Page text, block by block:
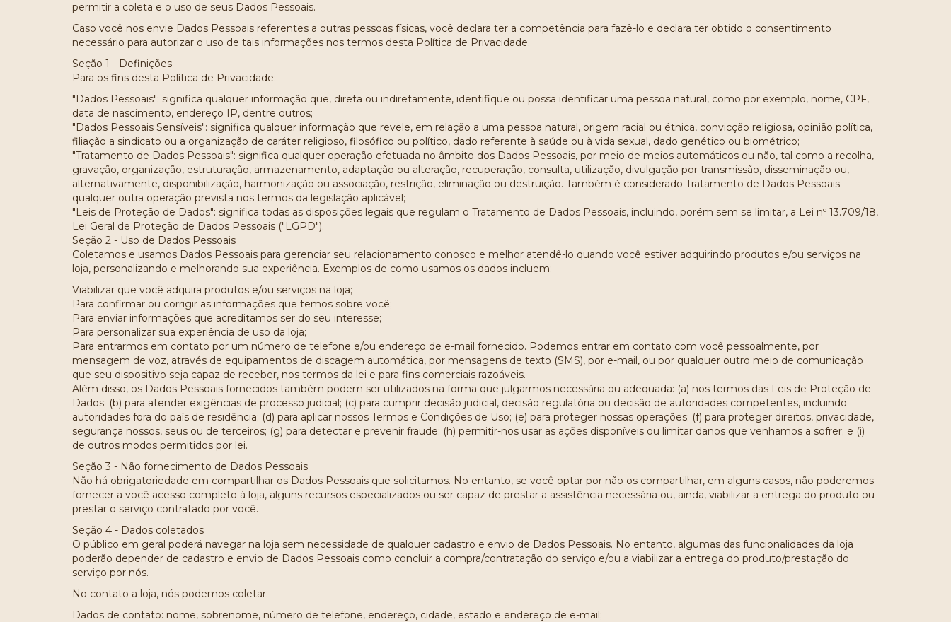
permitir a coleta e o uso de seus Dados Pessoais.
Caso você nos envie Dados Pessoais referentes a outras pessoas físicas, você declara ter a competência para fazê-lo e declara ter obtido o consentimento
necessário para autorizar o uso de tais informações nos termos desta Política de Privacidade.
Seção 1 - Definições
Para os fins desta Política de Privacidade:
"Dados Pessoais": significa qualquer informação que, direta ou indiretamente, identifique ou possa identificar uma pessoa natural, como por exemplo, nome, CPF,
data de nascimento, endereço IP, dentre outros;
"Dados Pessoais Sensíveis": significa qualquer informação que revele, em relação a uma pessoa natural, origem racial ou étnica, convicção religiosa, opinião política,
filiação a sindicato ou a organização de caráter religioso, filosófico ou político, dado referente à saúde ou à vida sexual, dado genético ou biométrico;
"Tratamento de Dados Pessoais": significa qualquer operação efetuada no âmbito dos Dados Pessoais, por meio de meios automáticos ou não, tal como a recolha,
gravação, organização, estruturação, armazenamento, adaptação ou alteração, recuperação, consulta, utilização, divulgação por transmissão, disseminação ou,
alternativamente, disponibilização, harmonização ou associação, restrição, eliminação ou destruição. Também é considerado Tratamento de Dados Pessoais
qualquer outra operação prevista nos termos da legislação aplicável;
"Leis de Proteção de Dados": significa todas as disposições legais que regulam o Tratamento de Dados Pessoais, incluindo, porém sem se limitar, a Lei nº 13.709/18,
Lei Geral de Proteção de Dados Pessoais ("LGPD").
Seção 2 - Uso de Dados Pessoais
Coletamos e usamos Dados Pessoais para gerenciar seu relacionamento conosco e melhor atendê-lo quando você estiver adquirindo produtos e/ou serviços na
loja, personalizando e melhorando sua experiência. Exemplos de como usamos os dados incluem:
Viabilizar que você adquira produtos e/ou serviços na loja;
Para confirmar ou corrigir as informações que temos sobre você;
Para enviar informações que acreditamos ser do seu interesse;
Para personalizar sua experiência de uso da loja;
Para entrarmos em contato por um número de telefone e/ou endereço de e-mail fornecido. Podemos entrar em contato com você pessoalmente, por
mensagem de voz, através de equipamentos de discagem automática, por mensagens de texto (SMS), por e-mail, ou por qualquer outro meio de comunicação
que seu dispositivo seja capaz de receber, nos termos da lei e para fins comerciais razoáveis.
Além disso, os Dados Pessoais fornecidos também podem ser utilizados na forma que julgarmos necessária ou adequada: (a) nos termos das Leis de Proteção de
Dados; (b) para atender exigências de processo judicial; (c) para cumprir decisão judicial, decisão regulatória ou decisão de autoridades competentes, incluindo
autoridades fora do país de residência; (d) para aplicar nossos Termos e Condições de Uso; (e) para proteger nossas operações; (f) para proteger direitos, privacidade,
segurança nossos, seus ou de terceiros; (g) para detectar e prevenir fraude; (h) permitir-nos usar as ações disponíveis ou limitar danos que venhamos a sofrer; e (i)
de outros modos permitidos por lei.
Seção 3 - Não fornecimento de Dados Pessoais
Não há obrigatoriedade em compartilhar os Dados Pessoais que solicitamos. No entanto, se você optar por não os compartilhar, em alguns casos, não poderemos
fornecer a você acesso completo à loja, alguns recursos especializados ou ser capaz de prestar a assistência necessária ou, ainda, viabilizar a entrega do produto ou
prestar o serviço contratado por você.
Seção 4 - Dados coletados
O público em geral poderá navegar na loja sem necessidade de qualquer cadastro e envio de Dados Pessoais. No entanto, algumas das funcionalidades da loja
poderão depender de cadastro e envio de Dados Pessoais como concluir a compra/contratação do serviço e/ou a viabilizar a entrega do produto/prestação do
serviço por nós.
No contato a loja, nós podemos coletar:
Dados de contato: nome, sobrenome, número de telefone, endereço, cidade, estado e endereço de e-mail;